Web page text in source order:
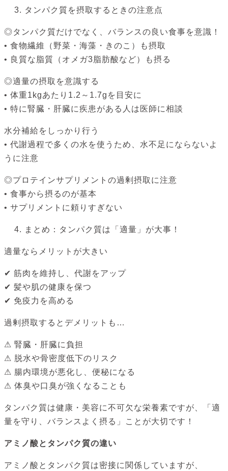
タンパク質を摂取するときの注意点
◎タンパク質だけでなく、バランスの良い食事を意識！
• 食物繊維（野菜・海藻・きのこ）も摂取
• 良質な脂質（オメガ3脂肪酸など）も摂る
◎適量の摂取を意識する
• 体重1kgあたり1.2～1.7gを目安に
• 特に腎臓・肝臓に疾患がある人は医師に相談
水分補給をしっかり行う
• 代謝過程で多くの水を使うため、水不足にならないよ
うに注意
◎プロテインサプリメントの過剰摂取に注意
• 食事から摂るのが基本
• サプリメントに頼りすぎない
まとめ：タンパク質は「適量」が大事！
適量ならメリットが大きい
✔︎ 筋肉を維持し、代謝をアップ
✔︎ 髪や肌の健康を保つ
✔︎ 免疫力を高める
過剰摂取するとデメリットも…
⚠ 腎臓・肝臓に負担
⚠ 脱水や骨密度低下のリスク
⚠ 腸内環境が悪化し、便秘になる
⚠ 体臭や口臭が強くなることも
タンパク質は健康・美容に不可欠な栄養素ですが、「適
量を守り、バランスよく摂る」ことが大切です！
アミノ酸とタンパク質の違い
アミノ酸とタンパク質は密接に関係していますが、